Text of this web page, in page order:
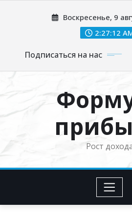
Воскресенье, 9
2:27:13
Подписаться на нас
Рост